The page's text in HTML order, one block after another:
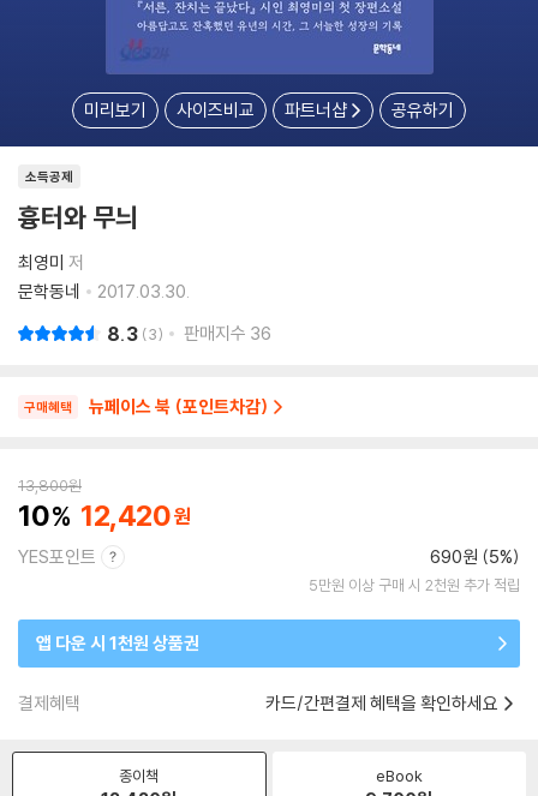
미리보기 사이즈비교 파트너샵 공유하기
소득공제
흉터와 무늬
최영미 저
문학동네
2017.03.30.
8.3 3 판매지수 36
구매혜택 뉴페이스 북 (포인트차감)
13,800원
10 12,420
YES포인트 690원 (5%)
5만원 이상 구매 시 2천원 추가 적립
앱 다운 시 1천원 상품권
결제혜택 카드/간편결제 혜택을 확인하세요
종이책 eBook